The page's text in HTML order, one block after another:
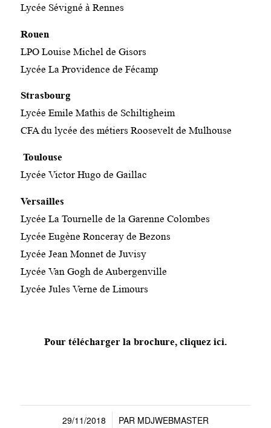
Lycée Sévigné à Rennes
Rouen
LPO Louise Michel de Gisors
Lycée La Providence de Fécamp
Strasbourg
Lycée Emile Mathis de Schiltigheim
CFA du lycée des métiers Roosevelt de Mulhouse
Toulouse
Lycée Victor Hugo de Gaillac
Versailles
Lycée La Tournelle de la Garenne Colombes
Lycée Eugène Ronceray de Bezons
Lycée Jean Monnet de Juvisy
Lycée Van Gogh de Aubergenville
Lycée Jules Verne de Limours
Pour télécharger la brochure, cliquez ici.
29/11/2018
/ PAR MDJWEBMASTER